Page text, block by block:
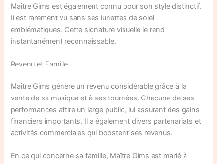
Maître Gims est également connu pour son style distinctif.
Il est rarement vu sans ses lunettes de soleil
emblématiques. Cette signature visuelle le rend
instantanément reconnaissable.
Revenu et Famille
Maître Gims génère un revenu considérable grâce à la
vente de sa musique et à ses tournées. Chacune de ses
performances attire un large public, lui assurant des gains
financiers importants. Il a également divers partenariats et
activités commerciales qui boostent ses revenus.
En ce qui concerne sa famille, Maître Gims est marié à